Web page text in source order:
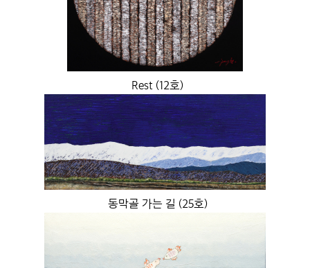
Rest (12호)
동막골 가는 길 (25호)